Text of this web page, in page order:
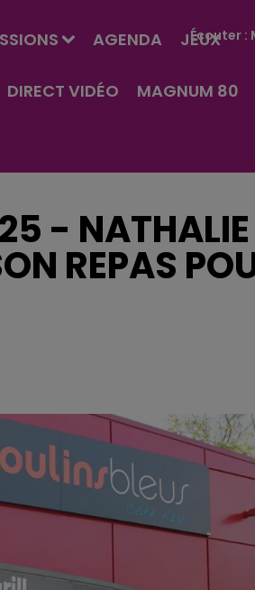
AGENDA JEUX
DIRECT VIDÉO MAGNUM 80
Écouter :
- NATHALIE
REPAS